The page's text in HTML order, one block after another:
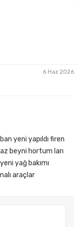
6 Haz 2026
yeni yapıldı firen
beyni hortum ları
yağ bakımı
araçlar